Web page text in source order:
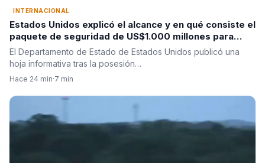
INTERNACIONAL
Estados Unidos explicó el alcance y en qué consiste el
paquete de seguridad de US$1.000 millones para
Colombia tras la posesión de Abelardo De La Espriella
El Departamento de Estado de Estados Unidos publicó una
hoja informativa tras la posesión…
Hace 24 min·7 min